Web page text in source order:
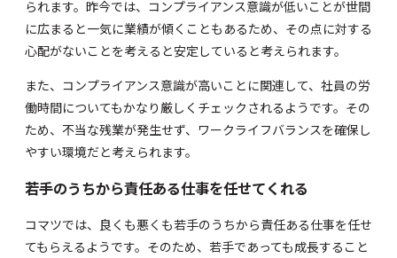
られます。昨今では、コンプライアンス意識が低いことが世間
に広まると一気に業績が傾くこともあるため、その点に対する
心配がないことを考えると安定していると考えられます。
また、コンプライアンス意識が高いことに関連して、社員の労
働時間についてもかなり厳しくチェックされるようです。その
ため、不当な残業が発生せず、ワークライフバランスを確保し
やすい環境だと考えられます。
若手のうちから責任ある仕事を任せてくれる
コマツでは、良くも悪くも若手のうちから責任ある仕事を任せ
てもらえるようです。そのため、若手であっても成長すること